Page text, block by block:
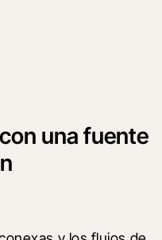
una fuente